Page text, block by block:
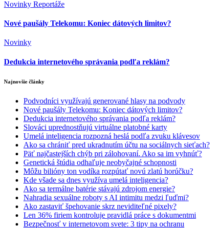
Novinky Reportáže
Nové paušály Telekomu: Koniec dátových limitov?
Novinky
Dedukcia internetového správania podľa reklám?
Najnovšie články
Podvodníci využívajú generované hlasy na podvody
Nové paušály Telekomu: Koniec dátových limitov?
Dedukcia internetového správania podľa reklám?
Slováci uprednostňujú virtuálne platobné karty
Umelá inteligencia rozpozná heslá podľa zvuku klávesov
Ako sa chrániť pred ukradnutím účtu na sociálnych sieťach?
Päť najčastejších chýb pri zálohovaní. Ako sa im vyhnúť?
Genetická štúdia odhaľuje neobyčajné schopnosti
Môžu bilióny ton vodíka rozpútať novú zlatú horúčku?
Kde všade sa dnes využíva umelá inteligencia?
Ako sa termálne batérie stávajú zdrojom energie?
Nahradia sexuálne roboty s AI intimitu medzi ľuďmi?
Ako zastaviť špehovanie skrz neviditeľné pixely?
Len 36% firiem kontroluje pravidlá práce s dokumentmi
Bezpečnosť v internetovom svete: 3 tipy na ochranu